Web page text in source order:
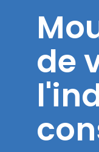
de